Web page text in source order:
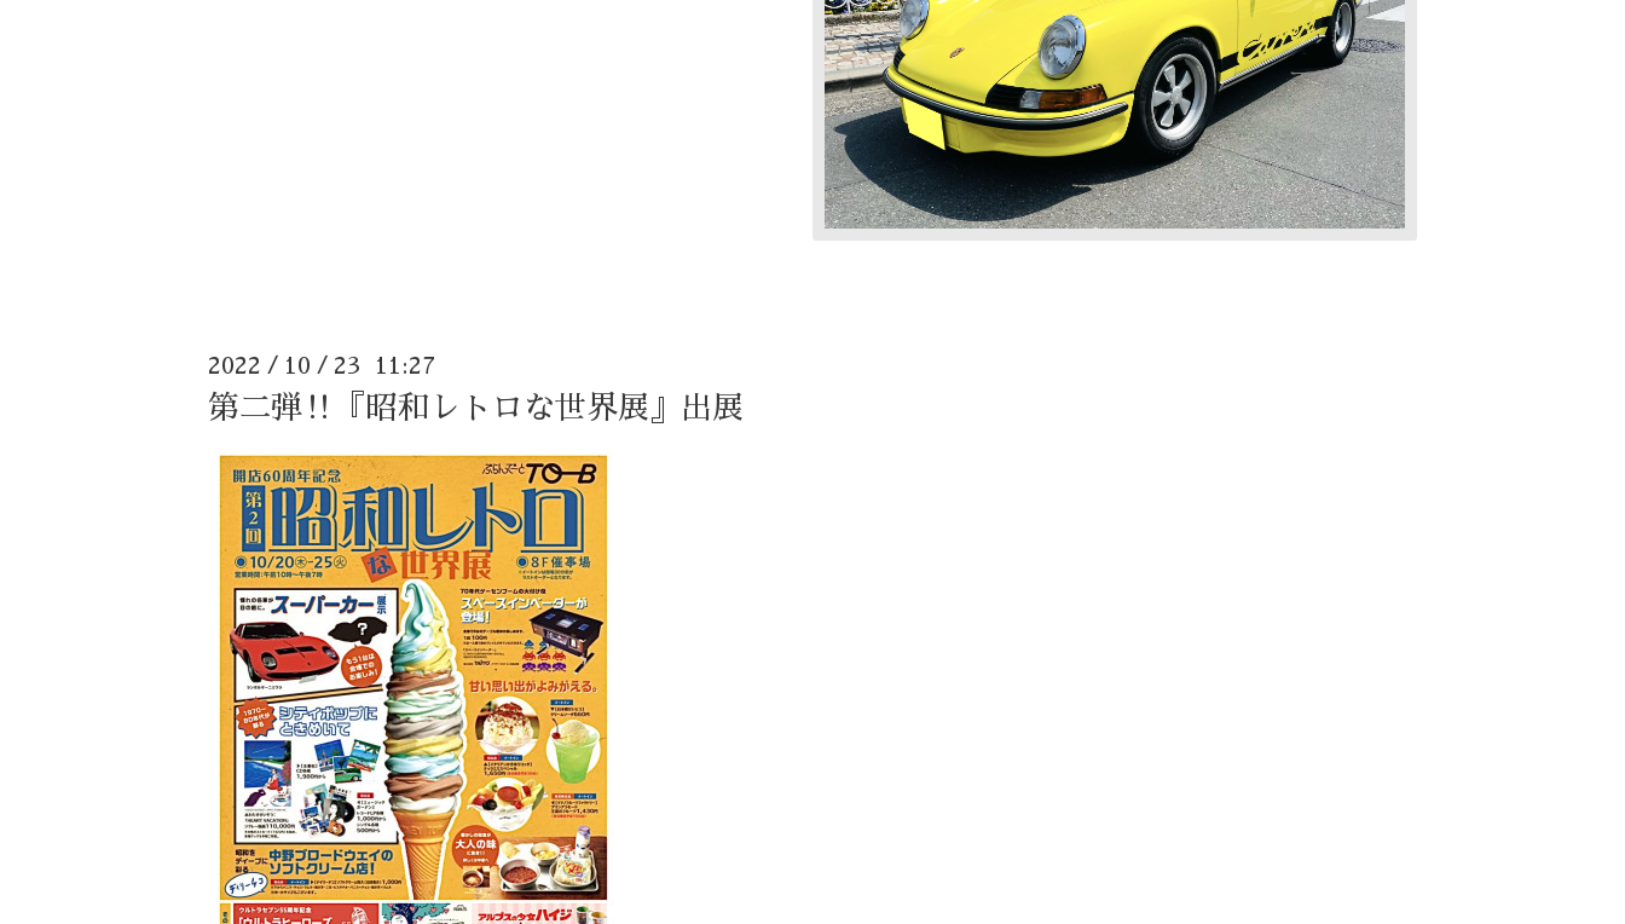
2022 / 10 / 23 11:27
第二弾‼️『昭和レトロな世界展』出展